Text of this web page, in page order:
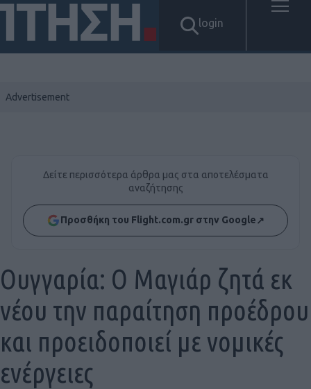
login
Δείτε περισσότερα άρθρα μας στα αποτελέσματα
αναζήτησης
Προσθήκη του Flight.com.gr στην Google↗
Ουγγαρία: Ο Μαγιάρ ζητά εκ
νέου την παραίτηση προέδρου
και προειδοποιεί με νομικές
ενέργειες